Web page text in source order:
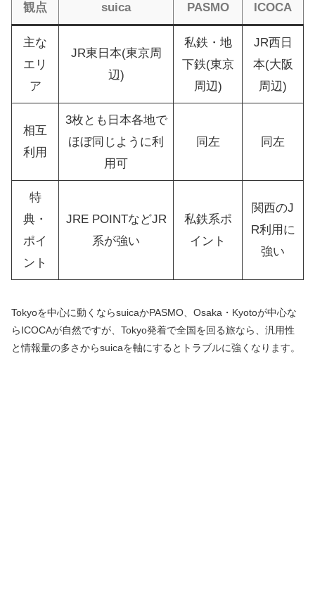
観点 suica PASMO ICOCA
主な
エリ
ア
JR東日本(東京周
辺)
私鉄・地
下鉄(東京
周辺)
JR西日
本(大阪
周辺)
相互
利用
3枚とも日本各地で
ほぼ同じように利
用可
同左 同左
特
典・
ポイ
ント
JRE POINTなどJR
系が強い
私鉄系ポ
イント
関西のJ
R利用に
強い
Tokyoを中心に動くならsuicaかPASMO、Osaka・Kyotoが中心な
らICOCAが自然ですが、Tokyo発着で全国を回る旅なら、汎用性
と情報量の多さからsuicaを軸にするとトラブルに強くなります。